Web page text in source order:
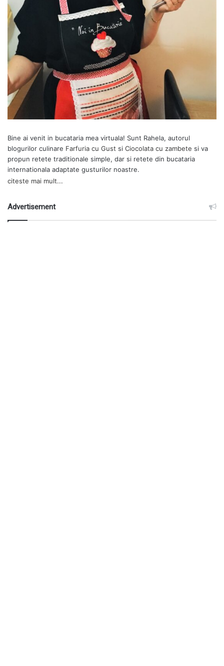
Bine ai venit in bucataria mea virtuala! Sunt Rahela, autorul
blogurilor culinare Farfuria cu Gust si Ciocolata cu zambete si va
propun retete traditionale simple, dar si retete din bucataria
internationala adaptate gusturilor noastre.
citeste mai mult...
Advertisement